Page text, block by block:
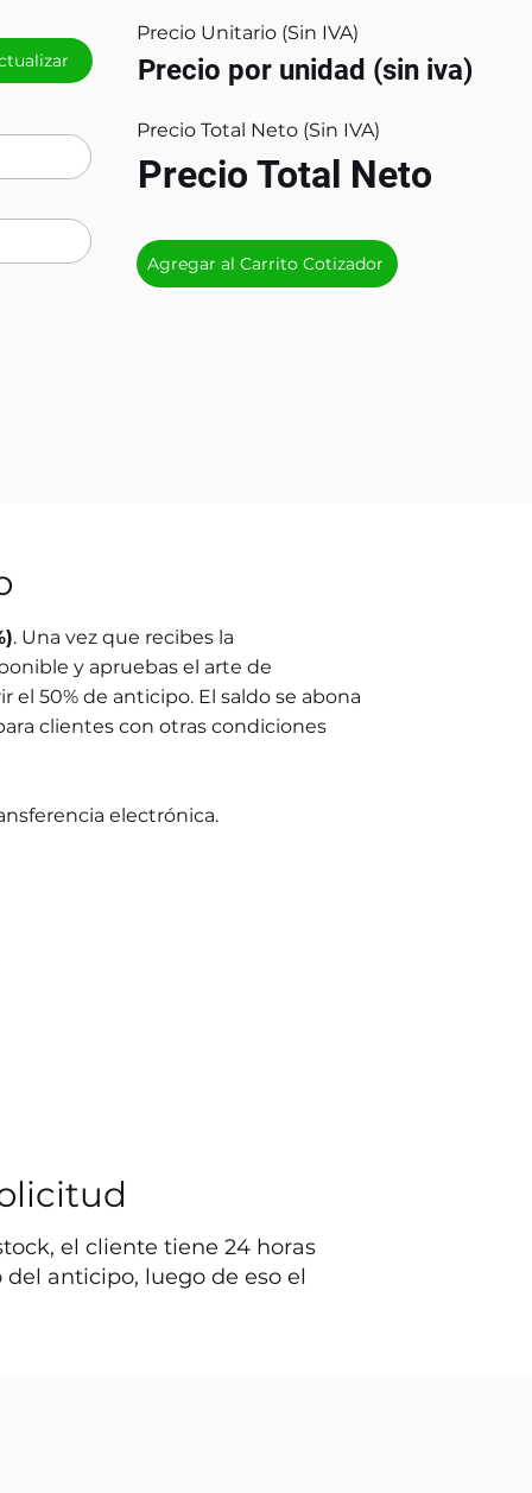
Precio Unitario (Sin IVA)
Precio por unidad (sin iva)
Precio Total Neto (Sin IVA)
Precio Total Neto
Agregar al Carrito Cotizador
. Una vez que recibes la
y apruebas el arte de
el 50% de anticipo. El saldo se abona
clientes con otras condiciones
electrónica.
el cliente tiene 24 horas
anticipo, luego de eso el